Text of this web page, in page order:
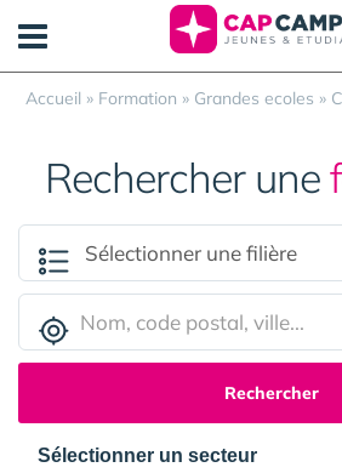
Accueil » Formation » Grandes ecoles »
Rechercher une
Rechercher
Sélectionner un secteur
Panneau de gestion des cookies